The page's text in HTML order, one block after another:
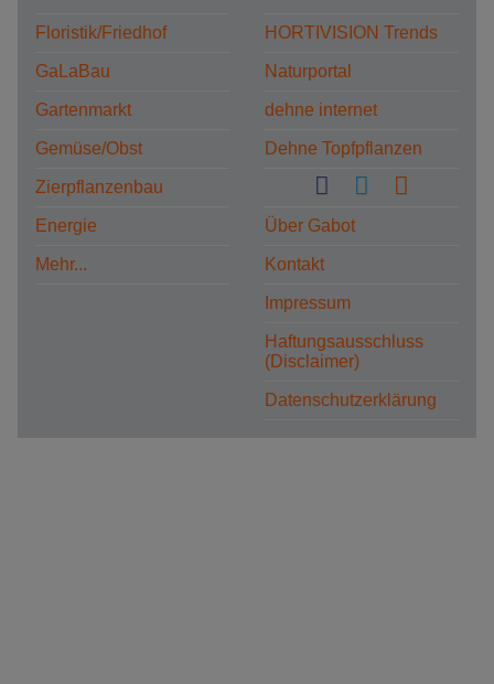
Floristik/Friedhof
GaLaBau
Gartenmarkt
Gemüse/Obst
Zierpflanzenbau
Energie
Mehr...
HORTIVISION Trends
Naturportal
dehne internet
Dehne Topfpflanzen
Über Gabot
Kontakt
Impressum
Haftungsausschluss
(Disclaimer)
Datenschutzerklärung